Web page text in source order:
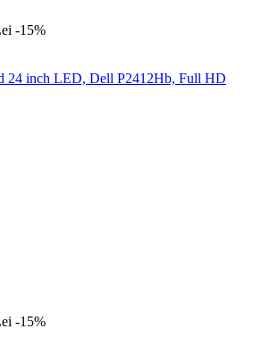
-15%
24 inch LED, Dell P2412Hb, Full HD
-15%